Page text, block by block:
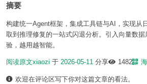
摘要
构建统一Agent框架，集成工具链与AI，实现从
取到推理修复的一站式闪退分析。引入向量数
验，越用越智能。
阅读原文xiaozi 于 2026-05-11 分享 1482
欢迎在评论区写下你对这篇文章的看法。